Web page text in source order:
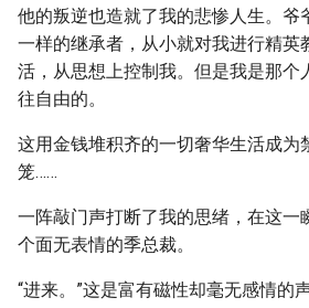
他的叛逆也造就了我的悲惨人生。爷
一样的继承者，从小就对我进行精英
活，从思想上控制我。但是我是那个
往自由的。
这用金钱堆积齐的一切奢华生活成为
笼……
一阵敲门声打断了我的思绪，在这一
个面无表情的季总裁。
“进来。”这是富有磁性却毫无感情的声